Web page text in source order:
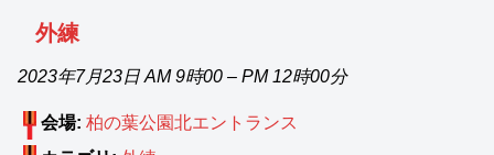
外練
2023年7月23日 AM 9時00 – PM 12時00分
会場: 柏の葉公園北エントランス